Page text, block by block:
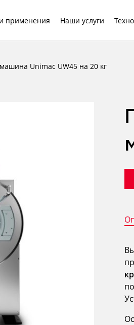
применения Наши услуги
Unimac UW45 на 20 кг